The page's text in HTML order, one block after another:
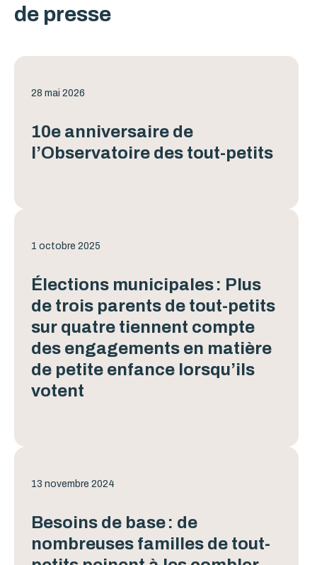
de presse
28 mai 2026
10e anniversaire de
l’Observatoire des tout-petits
1 octobre 2025
Élections municipales : Plus
de trois parents de tout-petits
sur quatre tiennent compte
des engagements en matière
de petite enfance lorsqu’ils
votent
13 novembre 2024
Besoins de base : de
nombreuses familles de tout-